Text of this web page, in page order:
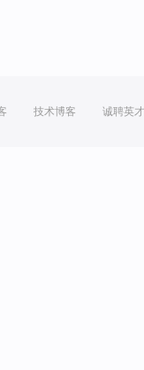
技术博客 诚聘英才